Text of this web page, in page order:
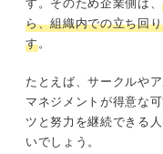
す。そのため企業側は、
ら、組織内での立ち回
す。
たとえば、サークルや
マネジメントが得意な
ツと努力を継続できる
いでしょう。